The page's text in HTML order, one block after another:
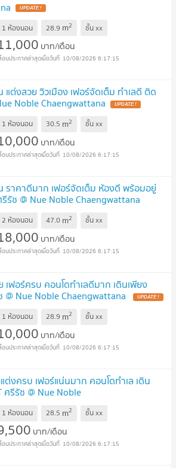
UPDATE !
1 ห้องนอน 28.9 m2 ชั้นxx
บาท/เดือน
10/08/2026 6:17:15
ต่งสวย วิวเมือง เฟอร์จัดเต็ม ทำเลดี ติด
Noble Chaengwattana UPDATE !
1 ห้องนอน 30.5 m2 ชั้นxx
บาท/เดือน
10/08/2026 6:17:15
ราคาดีมาก เฟอร์จัดเต็ม ห้องดี พร้อมอยู่
รัช @ Nue Noble Chaengwattana
2 ห้องนอน 47.0 m2 ชั้นxx
บาท/เดือน
10/08/2026 6:17:15
ฟอร์ครบ คอนโดทำเลดีมาก เดินเพียง
@ Nue Noble Chaengwattana UPDATE !
1 ห้องนอน 28.9 m2 ชั้นxx
บาท/เดือน
10/08/2026 6:17:15
งครบ เฟอร์แน่นมาก คอนโดทำเล เดิน
ศรีรัช @ Nue Noble
1 ห้องนอน 28.5 m2 ชั้นxx
บาท/เดือน
10/08/2026 6:17:15